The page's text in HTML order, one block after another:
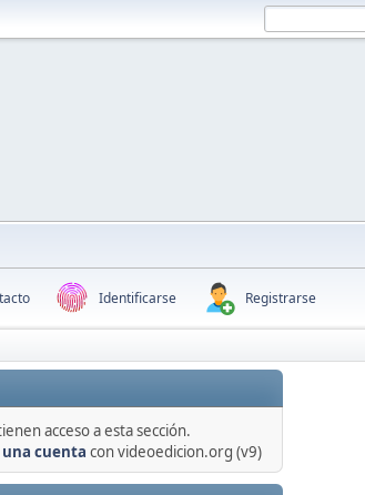
Identificarse Registrarse
acceso a esta sección.
cuenta con videoedicion.org (v9)